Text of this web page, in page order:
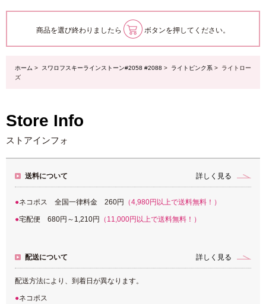
商品を選び終わりましたら ボタンを押してください。
ホーム > スワロフスキーラインストーン#2058 #2088 > ライトピンク系 > ライトロー
ズ
Store Info
ストアインフォ
送料について 詳しく見る
ネコポス 全国一律料金 260円 （4,980円以上で送料無料！）
宅配便 680円～1,210円 （11,000円以上で送料無料！）
配送について 詳しく見る
配送方法により、到着日が異なります。
ネコポス